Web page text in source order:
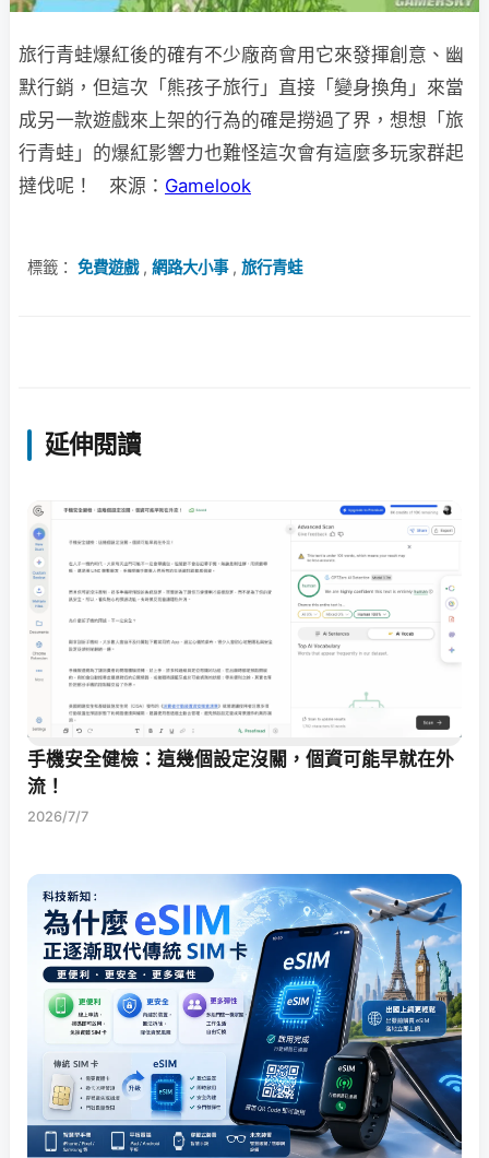
旅行青蛙爆紅後的確有不少廠商會用它來發揮創意、幽
默行銷，但這次「熊孩子旅行」直接「變身換角」來當
成另一款遊戲來上架的行為的確是撈過了界，想想「旅
行青蛙」的爆紅影響力也難怪這次會有這麼多玩家群起
撻伐呢！ 來源： Gamelook
標籤： 免費遊戲, 網路大小事, 旅行青蛙
延伸閱讀
手機安全健檢：這幾個設定沒關，個資可能早就在外
流！
2026/7/7